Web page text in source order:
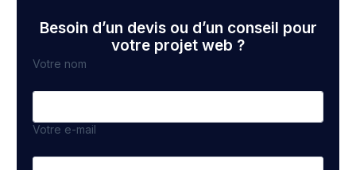
Besoin d’un devis ou d’un conseil pour
votre projet web ?
Votre nom
Votre e-mail